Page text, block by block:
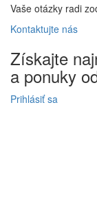
Vaše otázky radi
Kontaktujte nás
Získajte
a ponuky
Prihlásiť sa